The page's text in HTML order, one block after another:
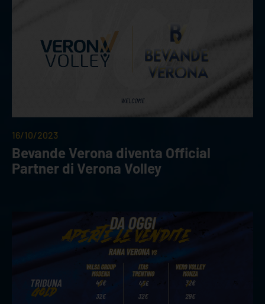
16/10/2023
Bevande Verona diventa Official
Partner di Verona Volley